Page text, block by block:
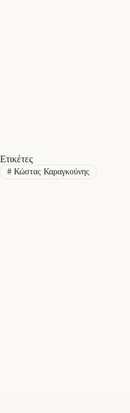
Ετικέτες
#Κώστας Καραγκούνης